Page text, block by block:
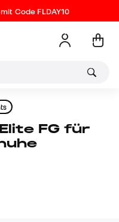
Code FLDAY10